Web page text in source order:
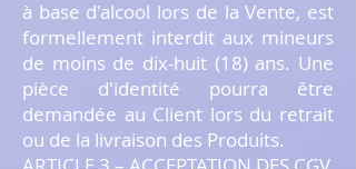
à base d'alcool lors de la Vente, est
formellement interdit aux mineurs
de moins de dix-huit (18) ans. Une
pièce d'identité pourra être
demandée au Client lors du retrait
ou de la livraison des Produits.